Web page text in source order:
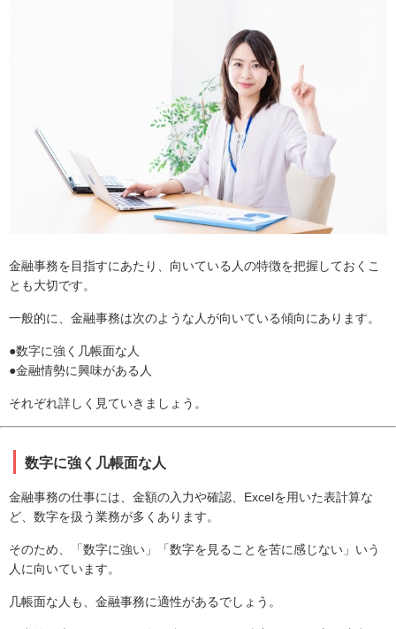
金融事務を目指すにあたり、向いている人の特徴を把握しておくこ
とも大切です。
一般的に、金融事務は次のような人が向いている傾向にあります。
●数字に強く几帳面な人
●金融情勢に興味がある人
それぞれ詳しく見ていきましょう。
数字に強く几帳面な人
金融事務の仕事には、金額の入力や確認、Excelを用いた表計算な
ど、数字を扱う業務が多くあります。
そのため、「数字に強い」「数字を見ることを苦に感じない」いう
人に向いています。
几帳面な人も、金融事務に適性があるでしょう。